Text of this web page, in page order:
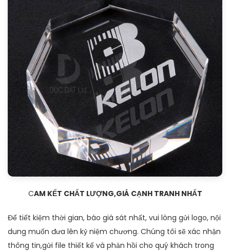
CAM KẾT CHẤT LƯỢNG,GIÁ CẠNH TRANH NHẤT
Để tiết kiệm thời gian, báo giá sát nhất, vui lòng gửi logo, nội
dung muốn đưa lên kỷ niệm chương. Chúng tôi sẽ xác nhận
thông tin,gửi file thiết kế và phản hồi cho quý khách trong